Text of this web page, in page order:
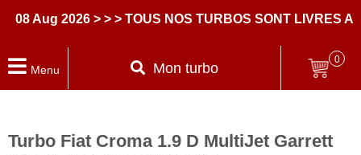
2026 > > > TOUS NOS TURBOS SONT LIVRES AVEC
Menu Mon turbo
0
Turbo Fiat Croma 1.9 D MultiJet Garrett